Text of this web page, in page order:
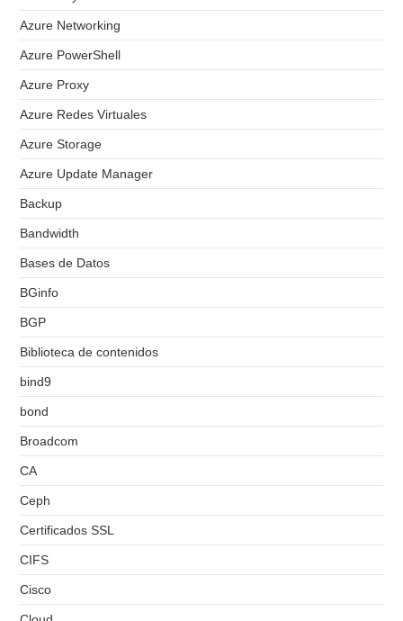
Azure Networking
Azure PowerShell
Azure Proxy
Azure Redes Virtuales
Azure Storage
Azure Update Manager
Backup
Bandwidth
Bases de Datos
BGinfo
BGP
Biblioteca de contenidos
bind9
bond
Broadcom
CA
Ceph
Certificados SSL
CIFS
Cisco